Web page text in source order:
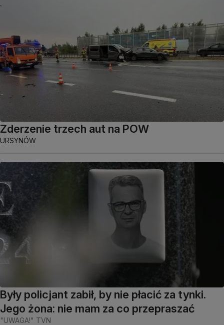
Zderzenie trzech aut na POW
URSYNÓW
Były policjant zabił, by nie płacić za tynki.
Jego żona: nie mam za co przepraszać
"UWAGA!" TVN